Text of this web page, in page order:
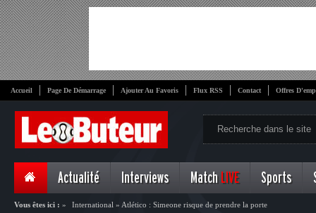
Accueil Page De Démarrage Ajouter Au Favoris Flux RSS Contact Offres
Actualité Interviews Match LIVE Sports
Vous êtes ici : » International » Atlético : Simeone risque de prendre la porte